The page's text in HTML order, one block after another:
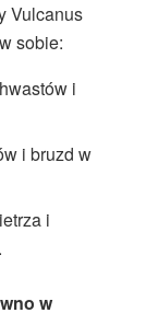
Vulcanus
sobie:
i
i bruzd w
i
w